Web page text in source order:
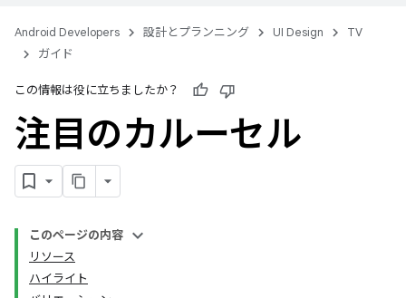
Android Developers 設計とプランニング UI Design
TV
ガイド
この情報は役に立ちましたか？
注目のカルーセル
このページの内容
リソース
ハイライト